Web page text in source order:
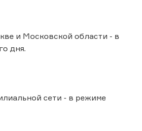
и Московской области - в
дня.
сети - в режиме